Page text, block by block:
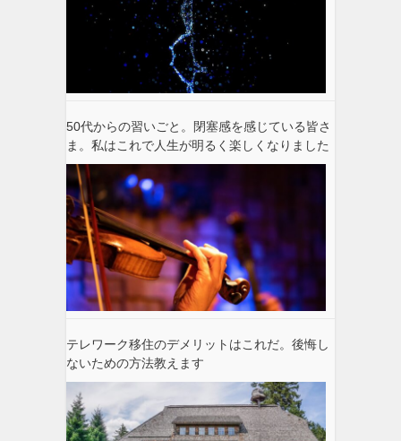
50代からの習いごと。閉塞感を感じている皆さ
ま。私はこれで人生が明るく楽しくなりました
テレワーク移住のデメリットはこれだ。後悔し
ないための方法教えます